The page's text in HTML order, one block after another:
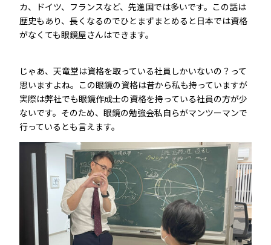
カ、ドイツ、フランスなど、先進国では多いです。この話は
歴史もあり、長くなるのでひとまずまとめると日本では資格
がなくても眼鏡屋さんはできます。
じゃあ、天竜堂は資格を取っている社員しかいないの？って
思いますよね。この眼鏡の資格は昔から私も持っていますが
実際は弊社でも眼鏡作成士の資格を持っている社員の方が少
ないです。そのため、眼鏡の勉強会私自らがマンツーマンで
行っているとも言えます。